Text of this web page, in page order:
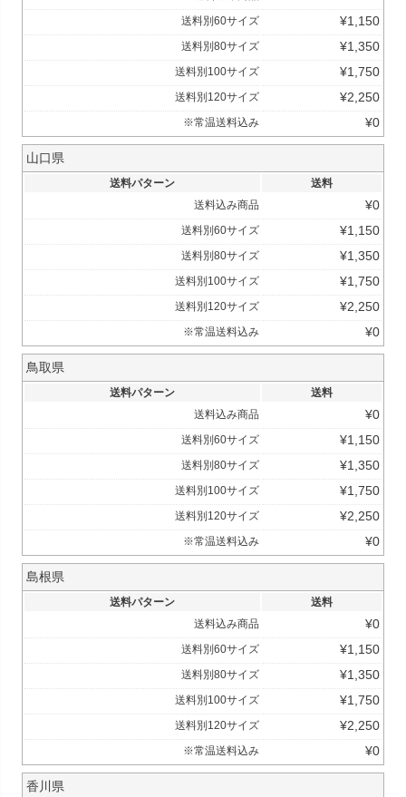
送料別60サイズ ¥1,150
送料別80サイズ ¥1,350
送料別100サイズ ¥1,750
送料別120サイズ ¥2,250
※常温送料込み ¥0
山口県
送料パターン
送料
送料込み商品
¥0
送料別60サイズ ¥1,150
送料別80サイズ ¥1,350
送料別100サイズ ¥1,750
送料別120サイズ ¥2,250
※常温送料込み ¥0
鳥取県
送料パターン
送料
送料込み商品
¥0
送料別60サイズ ¥1,150
送料別80サイズ ¥1,350
送料別100サイズ ¥1,750
送料別120サイズ ¥2,250
※常温送料込み ¥0
島根県
送料パターン
送料
送料込み商品
¥0
送料別60サイズ ¥1,150
送料別80サイズ ¥1,350
送料別100サイズ ¥1,750
送料別120サイズ ¥2,250
※常温送料込み ¥0
香川県